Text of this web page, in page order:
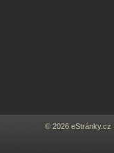
© 2026 eStránky.cz